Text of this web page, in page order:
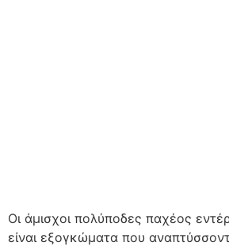
Οι άμισχοι πολύποδες παχέος
είναι εξογκώματα που